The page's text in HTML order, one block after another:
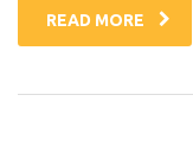
READ MORE